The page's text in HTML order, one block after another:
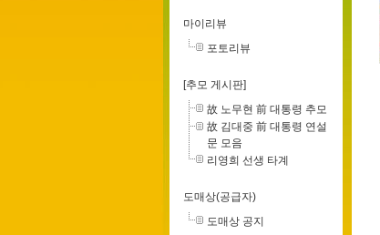
마이리뷰
포토리뷰
[추모 게시판]
故 노무현 前 대통령 추모
故 김대중 前 대통령 연설
문 모음
리영희 선생 타계
도매상(공급자)
도매상 공지